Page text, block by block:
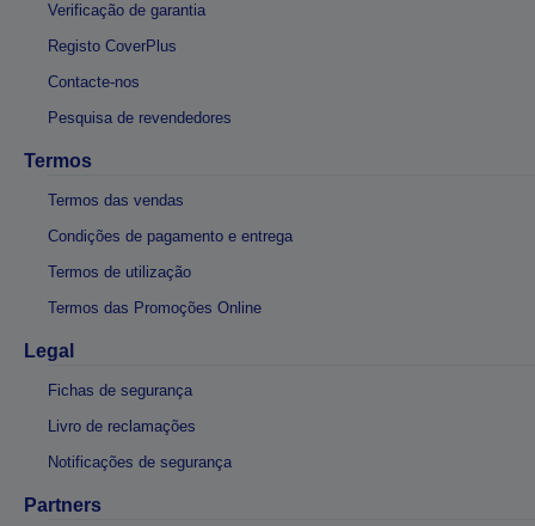
Verificação de garantia
Registo CoverPlus
Contacte-nos
Pesquisa de revendedores
Termos
Termos das vendas
Condições de pagamento e entrega
Termos de utilização
Termos das Promoções Online
Legal
Fichas de segurança
Livro de reclamações
Notificações de segurança
Partners